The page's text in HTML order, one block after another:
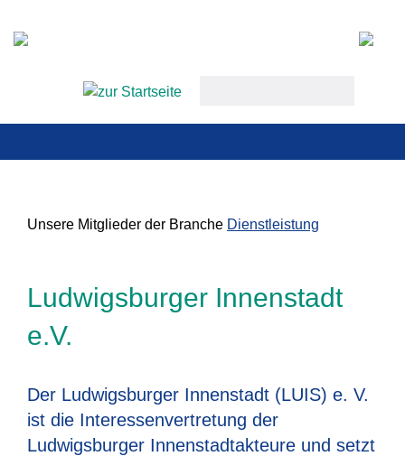
Unsere Mitglieder der Branche Dienstleistung
Ludwigsburger Innenstadt
e.V.
Der Ludwigsburger Innenstadt (LUIS) e. V.
ist die Interessenvertretung der
Ludwigsburger Innenstadtakteure und setzt